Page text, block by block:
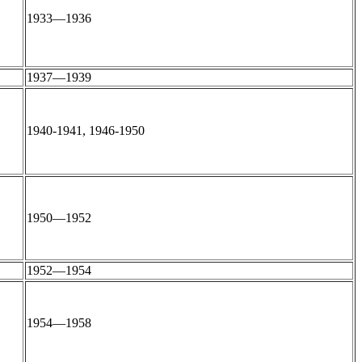
1933—1936
1937—1939
1940-1941, 1946-1950
1950—1952
1952—1954
1954—1958